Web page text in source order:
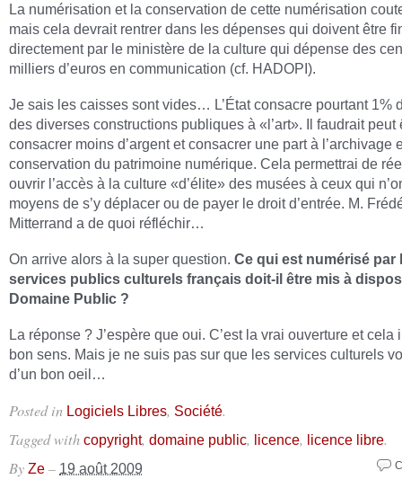
La numérisation et la conservation de cette numérisation
mais cela devrait rentrer dans les dépenses qui doivent être
directement par le ministère de la culture qui dépense des
milliers d’euros en communication (cf. HADOPI).
Je sais les caisses sont vides… L’État consacre pourtant 1%
des diverses constructions publiques à «l’art». Il faudrait peut
consacrer moins d’argent et consacrer une part à l’archivage
conservation du patrimoine numérique. Cela permettrai de
ouvrir l’accès à la culture «d’élite» des musées à ceux qui
moyens de s’y déplacer ou de payer le droit d’entrée. M.
Mitterrand a de quoi réfléchir…
On arrive alors à la super question. Ce qui est numérisé par
services publics culturels français doit-il être mis à
Domaine Public ?
La réponse ? J’espère que oui. C’est la vrai ouverture et cela
bon sens. Mais je ne suis pas sur que les services culturels
d’un bon oeil…
Posted in Logiciels Libres, Société.
Tagged with copyright, domaine public, licence, licence libre.
By Ze – 19 août 2009